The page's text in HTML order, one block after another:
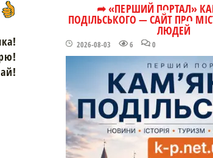
➦ «ПЕРШИЙ ПОРТАЛ»
ПОДІЛЬСЬКОГО — САЙТ ПРО
ЛЮДЕЙ
2026-08-03 6 0